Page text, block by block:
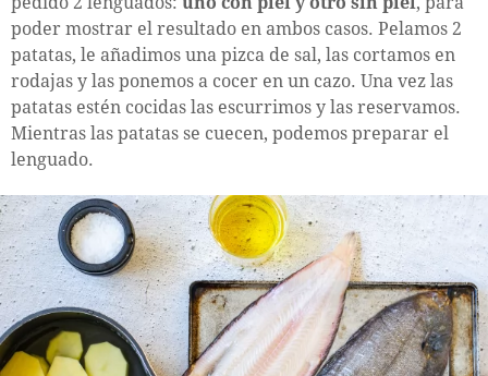
poder mostrar el resultado en ambos casos. Pelamos 2
patatas, le añadimos una pizca de sal, las cortamos en
rodajas y las ponemos a cocer en un cazo. Una vez las
patatas estén cocidas las escurrimos y las reservamos.
Mientras las patatas se cuecen, podemos preparar el
lenguado.